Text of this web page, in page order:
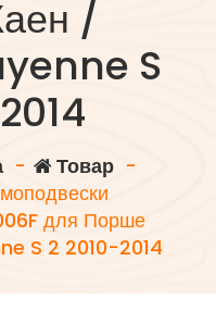
/
S
- Товар-
для Порше
S 2 2010-2014